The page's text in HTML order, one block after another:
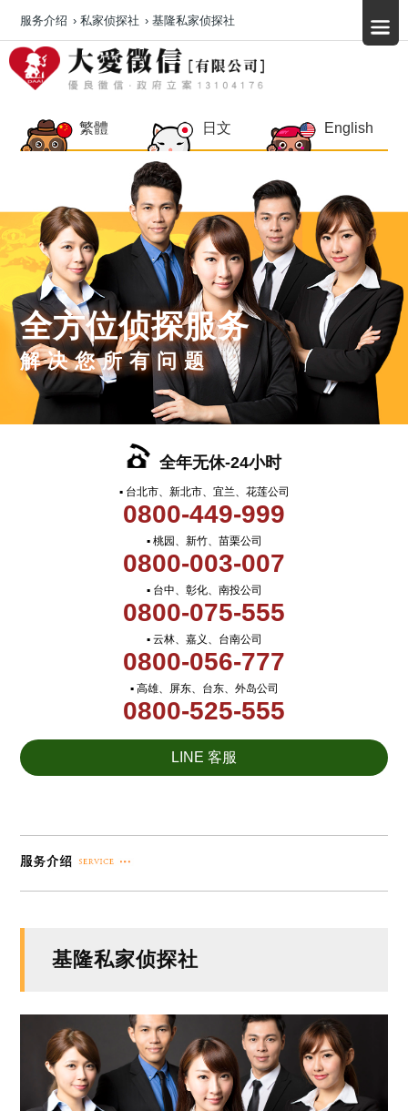
繁體 日文 English
全方位侦探服务
解决您所有问题
全年无休-24小时
▪ 台北市、新北市、宜兰、花莲公司
0800-449-999
▪ 桃园、新竹、苗栗公司
0800-003-007
▪ 台中、彰化、南投公司
0800-075-555
▪ 云林、嘉义、台南公司
0800-056-777
▪ 高雄、屏东、台东、外岛公司
0800-525-555
LINE 客服
服务介绍 › 私家侦探社 › 基隆私家侦探社
基隆私家侦探社